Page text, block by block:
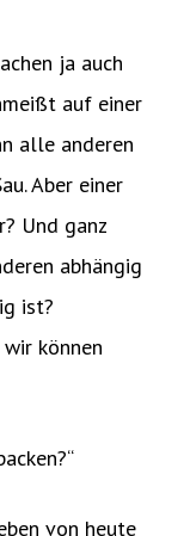
ja auch
auf einer
alle anderen
Aber einer
Und ganz
abhängig
ist?
können
von heute